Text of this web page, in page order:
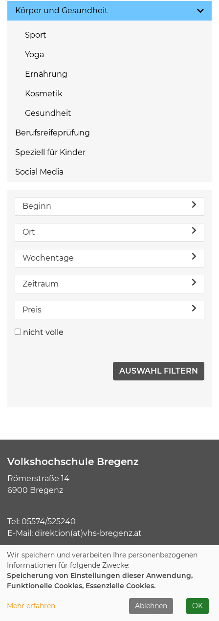
Körper und Gesundheit
Sport
Yoga
Ernährung
Kosmetik
Gesundheit
Berufsreifeprüfung
Speziell für Kinder
Social Media
Beginn
Ort
Wochentage
Zeitraum
Preis
nicht volle
Volkshochschule Bregenz
Römerstraße 14
6900 Bregenz
Tel: 05574/525240
E-Mail: direktion(at)vhs-bregenz.at
Gesellschaft, Kunst, Kultur
Social Media
Wir speichern und verarbeiten Ihre personenbezogenen
Informationen für folgende Zwecke:
Speicherung von Einstellungen dieser Anwendung,
Funktionelle Cookies, Essenzielle Cookies.
Mehr erfahren Ablehnen OK